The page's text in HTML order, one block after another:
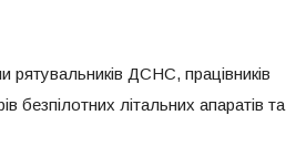
ДСНС, працівників
безпілотних літальних апаратів та